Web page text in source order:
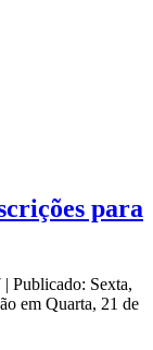
para
| Publicado: Sexta,
em Quarta, 21 de